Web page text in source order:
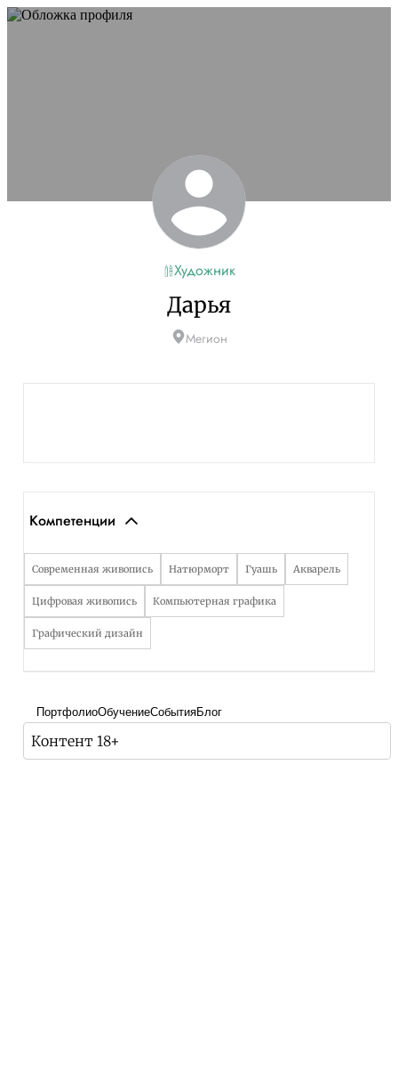
Художник
Дарья
Мегион
Компетенции
Современная живопись Натюрморт Гуашь Акварель
Цифровая живопись Компьютерная графика
Графический дизайн
ПортфолиоОбучениеСобытияБлог
Контент 18+